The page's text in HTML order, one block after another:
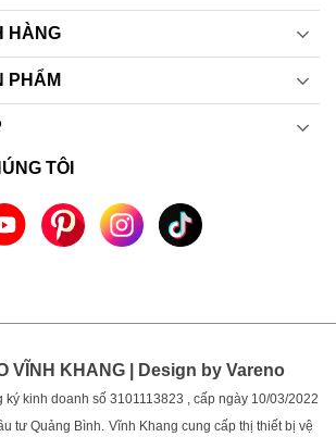
HÀNG
PHẨM
TÔI
VĨNH KHANG | Design by Vareno
kinh doanh số 3101113823 , cấp ngày 10/03/2022
tư Quảng Bình. Vĩnh Khang cung cấp thị thiết bị vệ